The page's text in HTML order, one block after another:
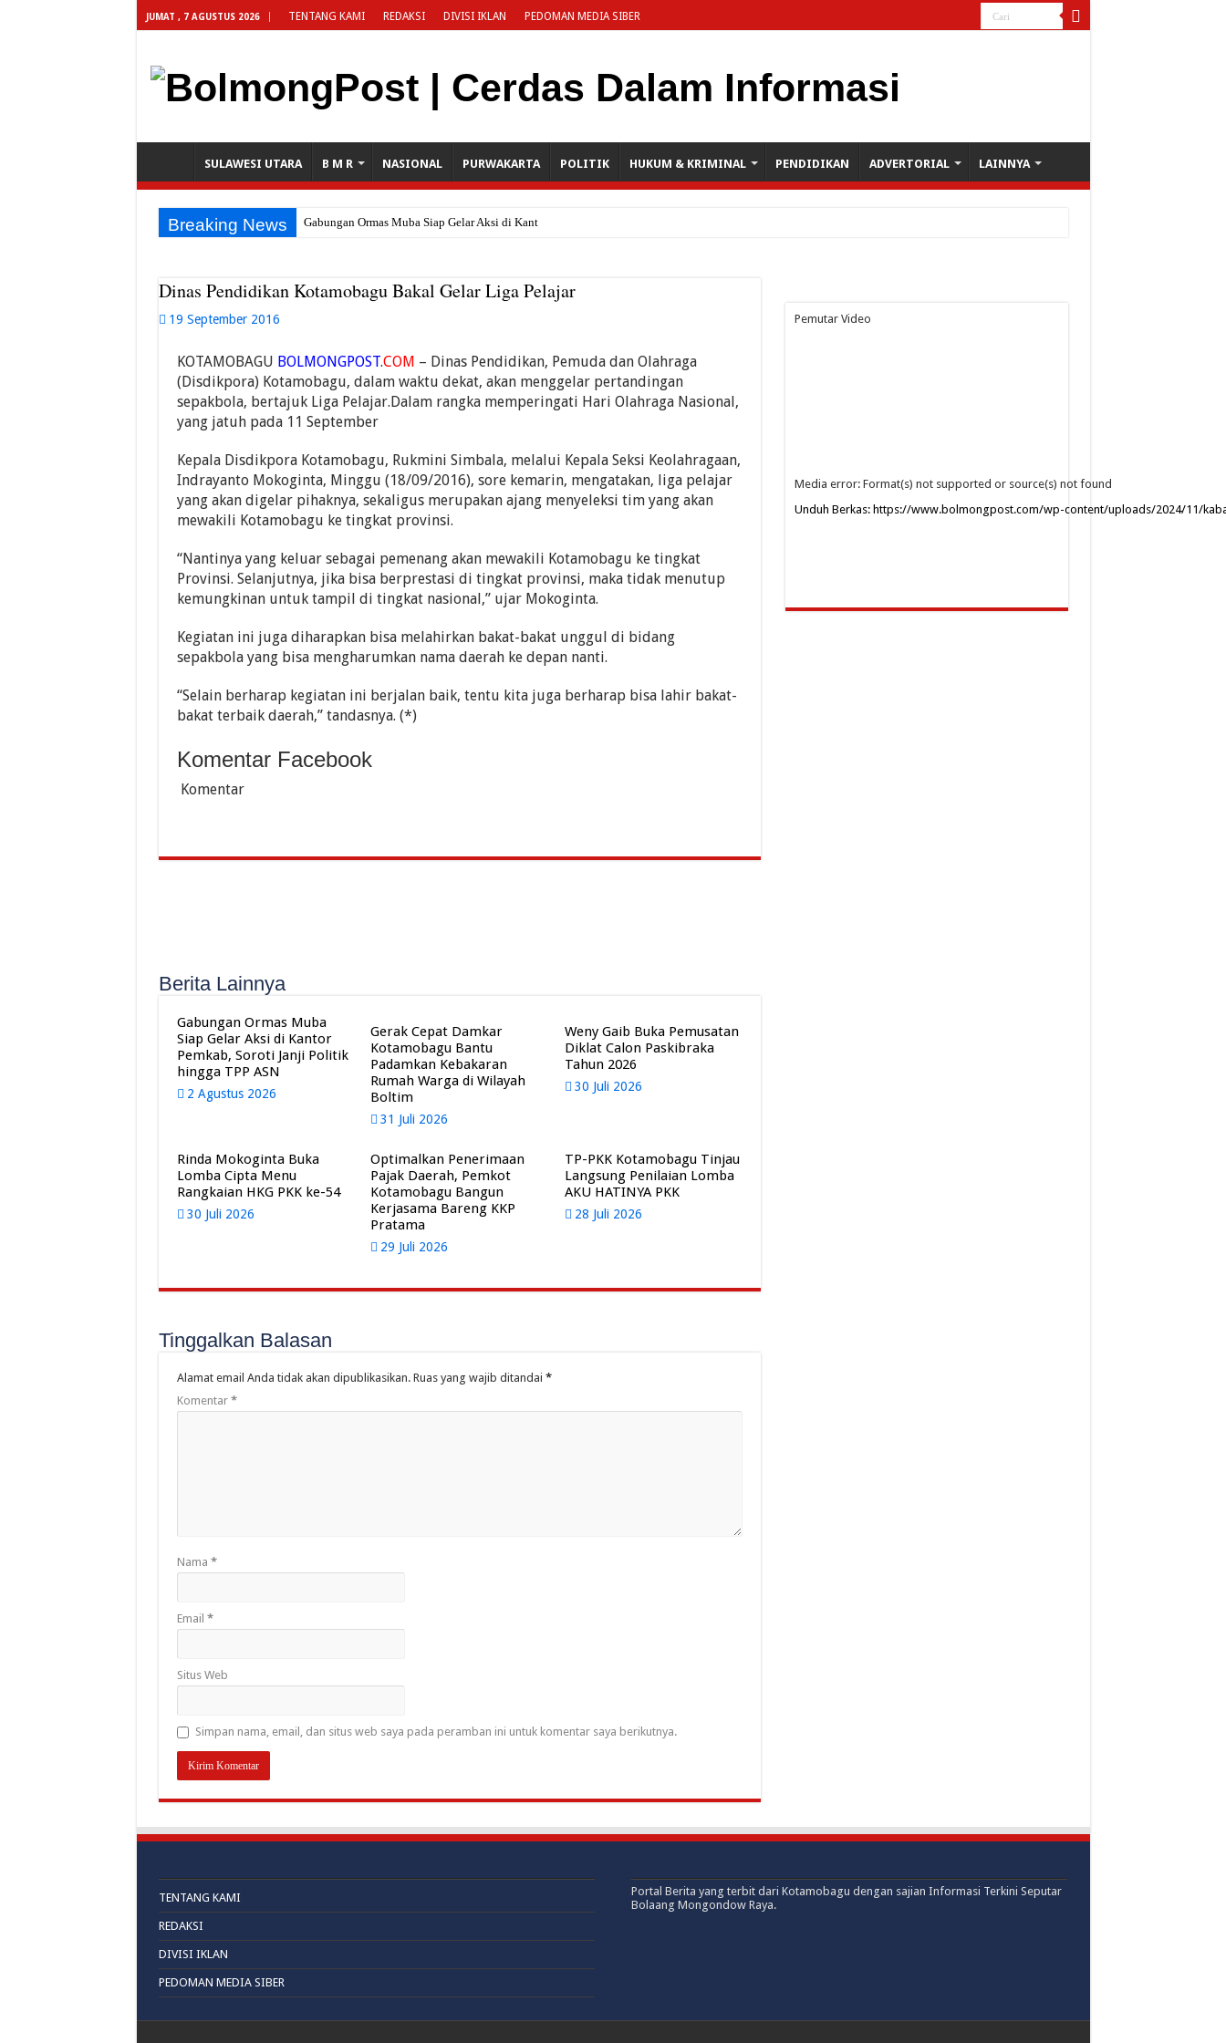
JUMAT , 7 AGUSTUS 2026 TENTANG KAMI REDAKSI DIVISI IKLAN PEDOMAN MEDIA SIBER
SULAWESI UTARA B M R NASIONAL PURWAKARTA POLITIK HUKUM & KRIMINAL PENDIDIKAN ADVERTORIAL LAINNYA
Breaking News Gabungan Ormas Muba Siap Gelar Aksi di Kantor Pemkab, S
Dinas Pendidikan Kotamobagu Bakal Gelar Liga Pelajar
19 September 2016
KOTAMOBAGU BOLMONGPOST.COM – Dinas Pendidikan, Pemuda dan Olahraga
(Disdikpora) Kotamobagu, dalam waktu dekat, akan menggelar pertandingan
sepakbola, bertajuk Liga Pelajar.Dalam rangka memperingati Hari Olahraga Nasional,
yang jatuh pada 11 September
Kepala Disdikpora Kotamobagu, Rukmini Simbala, melalui Kepala Seksi Keolahragaan,
Indrayanto Mokoginta, Minggu (18/09/2016), sore kemarin, mengatakan, liga pelajar
yang akan digelar pihaknya, sekaligus merupakan ajang menyeleksi tim yang akan
mewakili Kotamobagu ke tingkat provinsi.
“Nantinya yang keluar sebagai pemenang akan mewakili Kotamobagu ke tingkat
Provinsi. Selanjutnya, jika bisa berprestasi di tingkat provinsi, maka tidak menutup
kemungkinan untuk tampil di tingkat nasional,” ujar Mokoginta.
Kegiatan ini juga diharapkan bisa melahirkan bakat-bakat unggul di bidang
sepakbola yang bisa mengharumkan nama daerah ke depan nanti.
“Selain berharap kegiatan ini berjalan baik, tentu kita juga berharap bisa lahir bakat-
bakat terbaik daerah,” tandasnya. (*)
Komentar Facebook
Komentar
Berita Lainnya
Gabungan Ormas Muba
Siap Gelar Aksi di Kantor
Pemkab, Soroti Janji Politik
hingga TPP ASN
2 Agustus 2026
Gerak Cepat Damkar
Kotamobagu Bantu
Padamkan Kebakaran
Rumah Warga di Wilayah
Boltim
31 Juli 2026
Weny Gaib Buka Pemusatan
Diklat Calon Paskibraka
Tahun 2026
30 Juli 2026
Rinda Mokoginta Buka
Lomba Cipta Menu
Rangkaian HKG PKK ke-54
30 Juli 2026
Optimalkan Penerimaan
Pajak Daerah, Pemkot
Kotamobagu Bangun
Kerjasama Bareng KKP
Pratama
29 Juli 2026
TP-PKK Kotamobagu Tinjau
Langsung Penilaian Lomba
AKU HATINYA PKK
28 Juli 2026
Tinggalkan Balasan
Alamat email Anda tidak akan dipublikasikan. Ruas yang wajib ditandai *
Komentar *
Nama *
Email *
Situs Web
Simpan nama, email, dan situs web saya pada peramban ini untuk komentar saya berikutnya.
Pemutar Video
Media error: Format(s) not supported or source(s) not found
Unduh Berkas: https://www.bolmongpost.com/wp-content/uploads/2024/11/
TENTANG KAMI
REDAKSI
DIVISI IKLAN
PEDOMAN MEDIA SIBER
Portal Berita yang terbit dari Kotamobagu dengan sajian Informasi Terkini Seputar
Bolaang Mongondow Raya.